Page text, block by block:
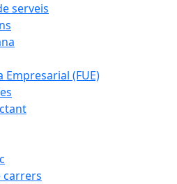
serveis
Empresarial (FUE)
carrers